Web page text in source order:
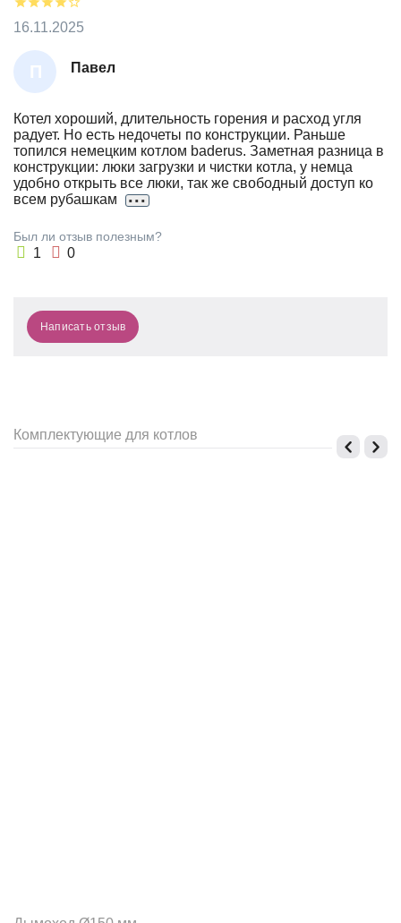
П
А
В
Е
Л
Павел
16.11.2025
Котел хороший, длительность горения и расход угля
радует. Но есть недочеты по конструкции. Раньше
топился немецким котлом baderus. Заметная разница в
конструкции: люки загрузки и чистки котла, у немца
удобно открыть все люки, так же свободный доступ ко
всем рубашкам
...
Был ли отзыв полезным?
1 0
Написать отзыв
Комплектующие для котлов